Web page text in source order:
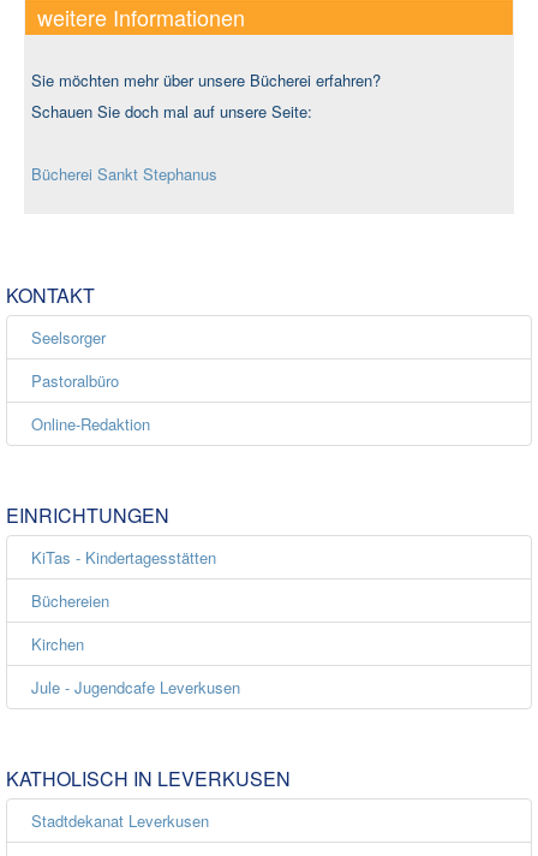
weitere Informationen
Sie möchten mehr über unsere Bücherei erfahren?
Schauen Sie doch mal auf unsere Seite:
Bücherei Sankt Stephanus
KONTAKT
Seelsorger
Pastoralbüro
Online-Redaktion
EINRICHTUNGEN
KiTas - Kindertagesstätten
Büchereien
Kirchen
Jule - Jugendcafe Leverkusen
KATHOLISCH IN LEVERKUSEN
Stadtdekanat Leverkusen